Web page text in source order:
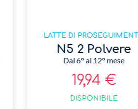
Pantenol
cambio pannolino Per la